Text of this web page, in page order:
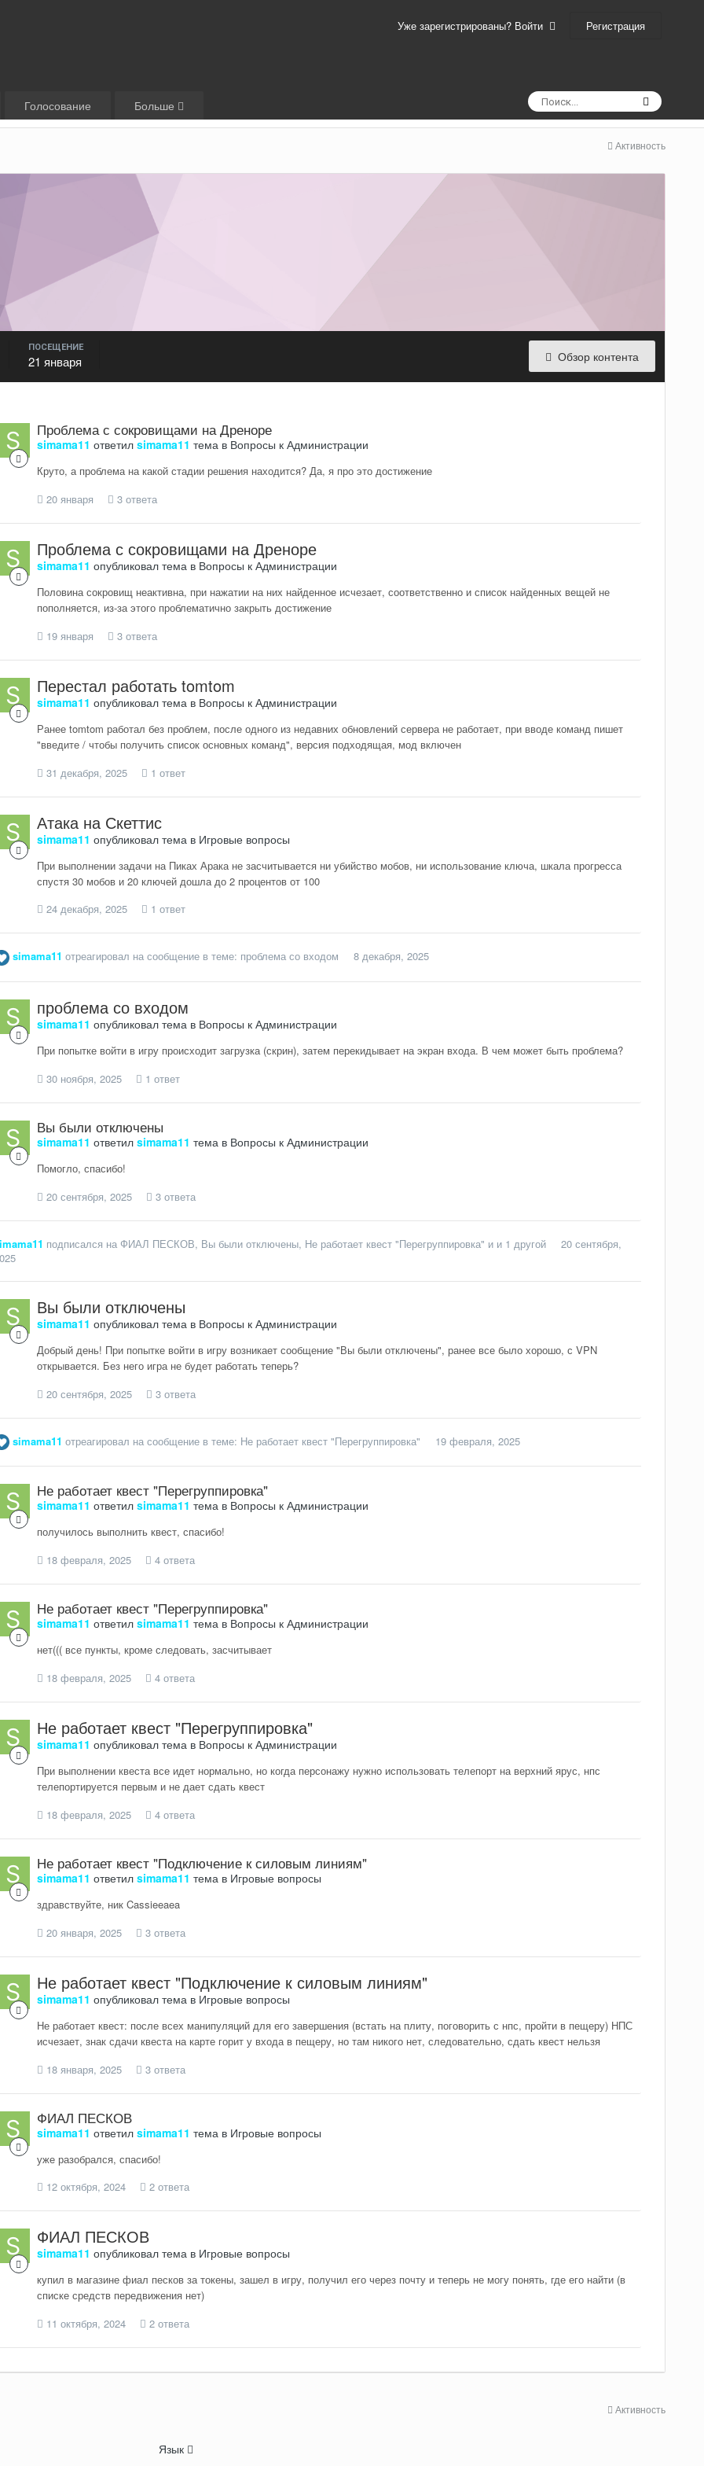
Уже зарегистрированы? Войти Регистрация
Голосование Больше
Активность
Обзор контента
ПОСЕЩЕНИЕ
21 января
Проблема с сокровищами на Дреноре
simama11 ответил simama11 тема в Вопросы к Администрации
Круто, а проблема на какой стадии решения находится? Да, я про это достижение
20 января
3 ответа
Проблема с сокровищами на Дреноре
simama11 опубликовал тема в Вопросы к Администрации
Половина сокровищ неактивна, при нажатии на них найденное исчезает, соответственно и список найденных вещей не
пополняется, из-за этого проблематично закрыть достижение
19 января
3 ответа
Перестал работать tomtom
simama11 опубликовал тема в Вопросы к Администрации
Ранее tomtom работал без проблем, после одного из недавних обновлений сервера не работает, при вводе команд пишет
"введите / чтобы получить список основных команд", версия подходящая, мод включен
31 декабря, 2025
1 ответ
Атака на Скеттис
simama11 опубликовал тема в Игровые вопросы
При выполнении задачи на Пиках Арака не засчитывается ни убийство мобов, ни использование ключа, шкала прогресса
спустя 30 мобов и 20 ключей дошла до 2 процентов от 100
24 декабря, 2025
1 ответ
simama11 отреагировал на сообщение в теме: проблема со входом 8 декабря, 2025
проблема со входом
simama11 опубликовал тема в Вопросы к Администрации
При попытке войти в игру происходит загрузка (скрин), затем перекидывает на экран входа. В чем может быть проблема?
30 ноября, 2025
1 ответ
Вы были отключены
simama11 ответил simama11 тема в Вопросы к Администрации
Помогло, спасибо!
20 сентября, 2025
3 ответа
подписался на ФИАЛ ПЕСКОВ, Вы были отключены, Не работает квест "Перегруппировка" и и 1 другой
20 сентября,
Вы были отключены
simama11 опубликовал тема в Вопросы к Администрации
Добрый день! При попытке войти в игру возникает сообщение "Вы были отключены", ранее все было хорошо, с VPN
открывается. Без него игра не будет работать теперь?
20 сентября, 2025
3 ответа
simama11 отреагировал на сообщение в теме: Не работает квест "Перегруппировка" 19 февраля, 2025
Не работает квест "Перегруппировка"
simama11 ответил simama11 тема в Вопросы к Администрации
получилось выполнить квест, спасибо!
18 февраля, 2025
4 ответа
Не работает квест "Перегруппировка"
simama11 ответил simama11 тема в Вопросы к Администрации
нет((( все пункты, кроме следовать, засчитывает
18 февраля, 2025
4 ответа
Не работает квест "Перегруппировка"
simama11 опубликовал тема в Вопросы к Администрации
При выполнении квеста все идет нормально, но когда персонажу нужно использовать телепорт на верхний ярус, нпс
телепортируется первым и не дает сдать квест
18 февраля, 2025
4 ответа
Не работает квест "Подключение к силовым линиям"
simama11 ответил simama11 тема в Игровые вопросы
здравствуйте, ник Cassieeaea
20 января, 2025
3 ответа
Не работает квест "Подключение к силовым линиям"
simama11 опубликовал тема в Игровые вопросы
Не работает квест: после всех манипуляций для его завершения (встать на плиту, поговорить с нпс, пройти в пещеру) НПС
исчезает, знак сдачи квеста на карте горит у входа в пещеру, но там никого нет, следовательно, сдать квест нельзя
18 января, 2025
3 ответа
ФИАЛ ПЕСКОВ
simama11 ответил simama11 тема в Игровые вопросы
уже разобрался, спасибо!
12 октября, 2024
2 ответа
ФИАЛ ПЕСКОВ
simama11 опубликовал тема в Игровые вопросы
купил в магазине фиал песков за токены, зашел в игру, получил его через почту и теперь не могу понять, где его найти (в
списке средств передвижения нет)
11 октября, 2024
2 ответа
Активность
Язык